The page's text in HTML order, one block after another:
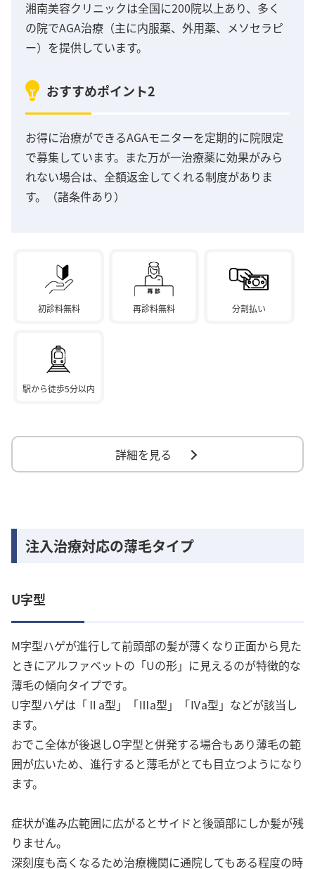
湘南美容クリニックは全国に200院以上あり、多く
の院でAGA治療（主に内服薬、外用薬、メソセラピ
ー）を提供しています。
おすすめポイント2
お得に治療ができるAGAモニターを定期的に院限定
で募集しています。また万が一治療薬に効果がみら
れない場合は、全額返金してくれる制度がありま
す。（諸条件あり）
初診料無料 再診料無料 分割払い
駅から徒歩5分以内
詳細を見る
注入治療対応の薄毛タイプ
U字型
M字型ハゲが進行して前頭部の髪が薄くなり正面から見た
ときにアルファベットの「Uの形」に見えるのが特徴的な
薄毛の傾向タイプです。
U字型ハゲは「Ⅱa型」「Ⅲa型」「Ⅳa型」などが該当し
ます。
おでこ全体が後退しO字型と併発する場合もあり薄毛の範
囲が広いため、進行すると薄毛がとても目立つようになり
ます。
症状が進み広範囲に広がるとサイドと後頭部にしか髪が残
りません。
深刻度も高くなるため治療機関に通院してもある程度の時